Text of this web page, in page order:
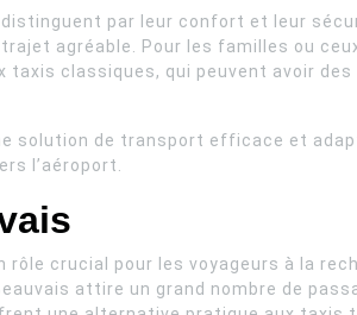
par leur confort et leur
agréable. Pour les familles ou
classiques, qui peuvent avoir
solution de transport efficace et
l’aéroport.
crucial pour les voyageurs à la
attire un grand nombre de